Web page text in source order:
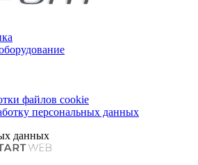
файлов cookie
персональных данных
данных